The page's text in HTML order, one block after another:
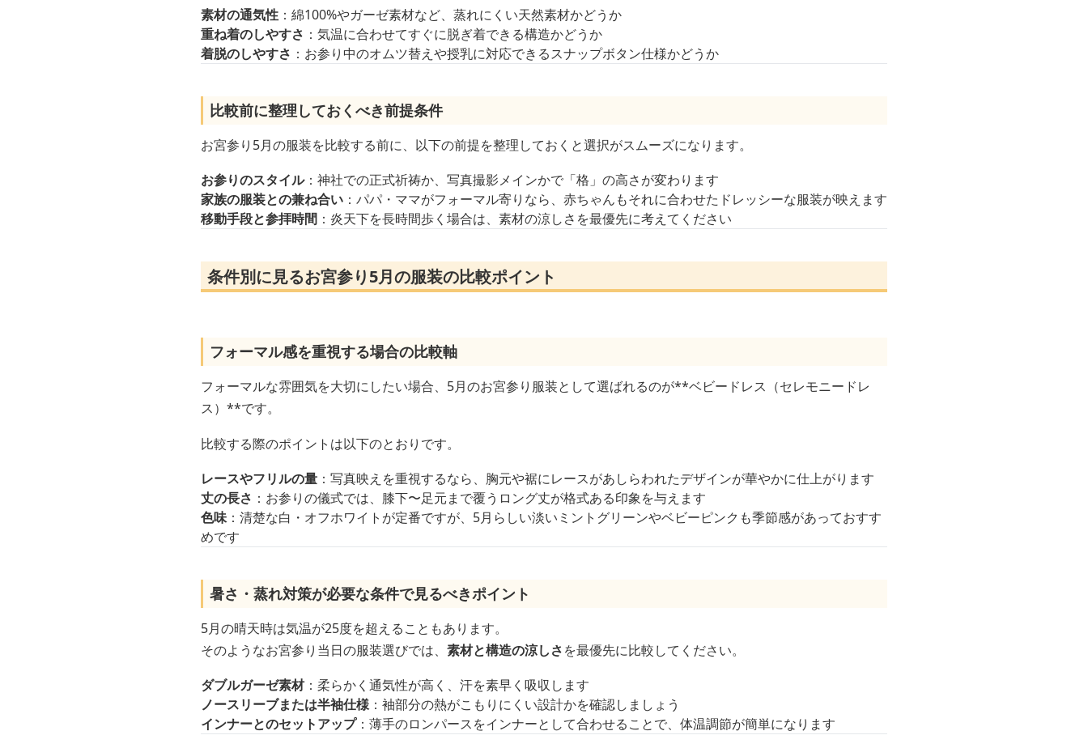
素材の通気性 ：綿100%やガーゼ素材など、蒸れにくい天然素材かどうか
重ね着のしやすさ ：気温に合わせてすぐに脱ぎ着できる構造かどうか
着脱のしやすさ ：お参り中のオムツ替えや授乳に対応できるスナップボタン仕様かどうか
比較前に整理しておくべき前提条件
お宮参り5月の服装を比較する前に、以下の前提を整理しておくと選択がスムーズになります。
お参りのスタイル：神社での正式祈祷か、写真撮影メインかで「格」の高さが変わります
家族の服装との兼ね合い ：パパ・ママがフォーマル寄りなら、赤ちゃんもそれに合わせたドレッシーな服装が映えます
移動手段と参拝時間 ：炎天下を長時間歩く場合は、素材の涼しさを最優先に考えてください
条件別に見るお宮参り5月の服装の比較ポイント
フォーマル感を重視する場合の比較軸
フォーマルな雰囲気を大切にしたい場合、5月のお宮参り服装として選ばれるのが**ベビードレス（セレモニードレ
ス）**です。
比較する際のポイントは以下のとおりです。
レースやフリルの量 ：写真映えを重視するなら、胸元や裾にレースがあしらわれたデザインが華やかに仕上がります
丈の長さ ：お参りの儀式では、膝下〜足元まで覆うロング丈が格式ある印象を与えます
色味：清楚な白・オフホワイトが定番ですが、5月らしい淡いミントグリーンやベビーピンクも季節感があっておすす
めです
暑さ・蒸れ対策が必要な条件で見るべきポイント
5月の晴天時は気温が25度を超えることもあります。
そのようなお宮参り当日の服装選びでは、 素材と構造の涼しさを最優先に比較してください。
ダブルガーゼ素材：柔らかく通気性が高く、汗を素早く吸収します
ノースリーブまたは半袖仕様：袖部分の熱がこもりにくい設計かを確認しましょう
インナーとのセットアップ：薄手のロンパースをインナーとして合わせることで、体温調節が簡単になります